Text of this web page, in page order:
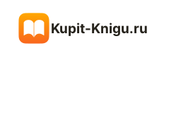
содержимому
Kupit-Knigu.ru